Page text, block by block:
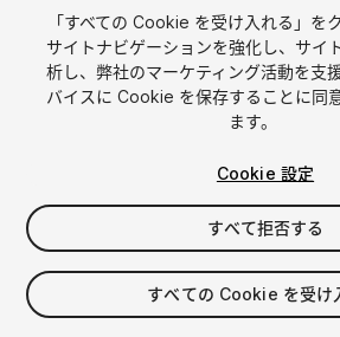
1 /6
$15
消費税は決済時に計算されます
「すべての Cookie を受け入れる」を
サイトナビゲーションを強化し、サイ
析し、弊社のマーケティング活動を支
バイスに Cookie を保存することに同
ます。
Cookie 設定
すべて拒否する
すべての Cookie を受け